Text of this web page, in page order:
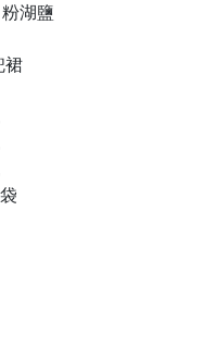
湖鹽
裙